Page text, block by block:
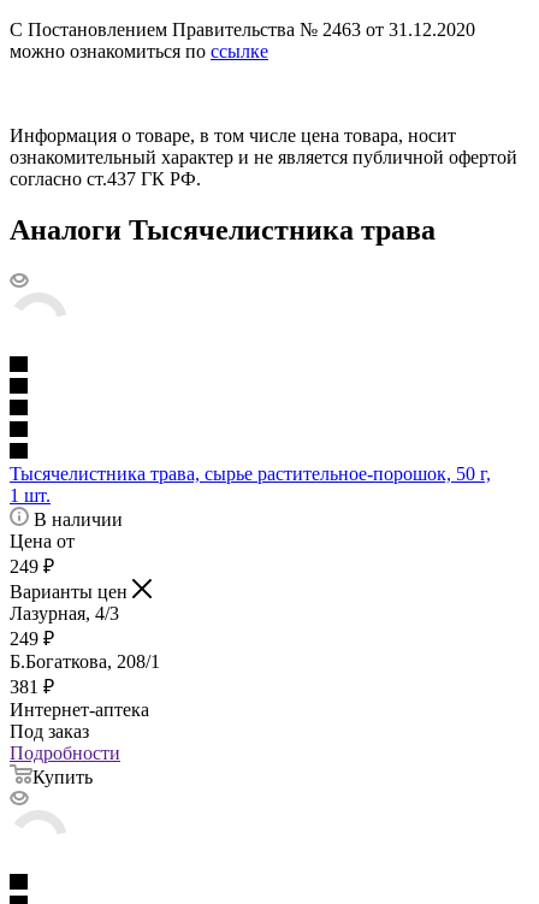
С Постановлением Правительства № 2463 от 31.12.2020
можно ознакомиться по ссылке
Информация о товаре, в том числе цена товара, носит
ознакомительный характер и не является публичной офертой
согласно ст.437 ГК РФ.
Аналоги Тысячелистника трава
Тысячелистника трава, сырье растительное-порошок, 50 г,
1 шт.
В наличии
Цена от
249 ₽
Варианты цен
Лазурная, 4/3
249 ₽
Б.Богаткова, 208/1
381 ₽
Интернет-аптека
Под заказ
Подробности
Купить